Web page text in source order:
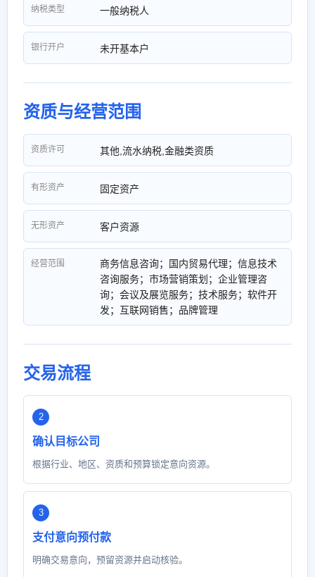
纳税类型 一般纳税人
银行开户 未开基本户
资质与经营范围
资质许可 其他,流水纳税,金融类资质
有形资产 固定资产
无形资产 客户资源
经营范围
商务信息咨询；国内贸易代理；信息技术
咨询服务；市场营销策划；企业管理咨
询；会议及展览服务；技术服务；软件开
发；互联网销售；品牌管理
交易流程
确认目标公司
根据行业、地区、资质和预算锁定意向资源。
支付意向预付款
明确交易意向，预留资源并启动核验。